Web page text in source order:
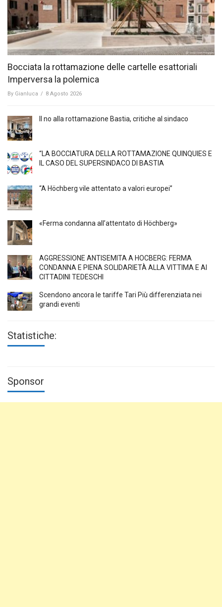
Bocciata la rottamazione delle cartelle esattoriali
Imperversa la polemica
By Gianluca / 8 Agosto 2026
Il no alla rottamazione Bastia, critiche al sindaco
“LA BOCCIATURA DELLA ROTTAMAZIONE QUINQUIES E
IL CASO DEL SUPERSINDACO DI BASTIA
“A Höchberg vile attentato a valori europei”
«Ferma condanna all’attentato di Höchberg»
AGGRESSIONE ANTISEMITA A HÖCBERG: FERMA
CONDANNA E PIENA SOLIDARIETÀ ALLA VITTIMA E AI
CITTADINI TEDESCHI
Scendono ancora le tariffe Tari Più differenziata nei
grandi eventi
Statistiche:
Sponsor